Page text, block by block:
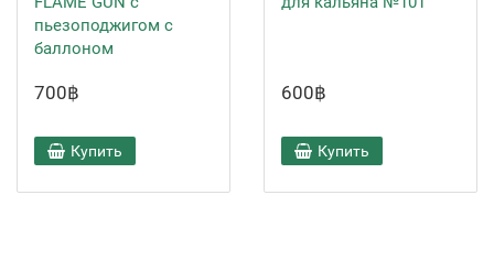
пьезоподжигом с
баллоном
700฿
Купить
600฿
Купить